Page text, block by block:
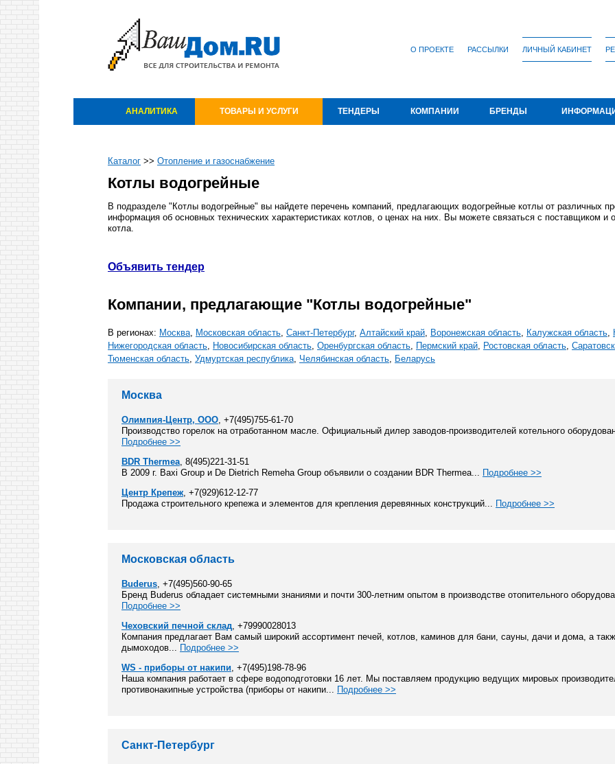
О ПРОЕКТЕ РАССЫЛКИ ЛИЧНЫЙ КАБИНЕТ
АНАЛИТИКА ТОВАРЫ И УСЛУГИ ТЕНДЕРЫ КОМПАНИИ БРЕНДЫ
Каталог >> Отопление и газоснабжение
Котлы водогрейные
В подразделе "Котлы водогрейные" вы найдете перечень компаний, предлагающих водогрейные котлы от различных
информация об основных технических характеристиках котлов, о ценах на них. Вы можете связаться с поставщиком и
котла.
Объявить тендер
Компании, предлагающие "Котлы водогрейные"
В регионах: Москва, Московская область, Санкт-Петербург, Алтайский край, Воронежская область, Калужская область,
Нижегородская область, Новосибирская область, Оренбургская область, Пермский край, Ростовская область,
Тюменская область, Удмуртская республика, Челябинская область, Беларусь
Москва
Олимпия-Центр, ООО, +7(495)755-61-70
Производство горелок на отработанном масле. Официальный дилер заводов-производителей котельного
Подробнее >>
BDR Thermea, 8(495)221-31-51
В 2009 г. Baxi Group и De Dietrich Remeha Group объявили о создании BDR Thermea... Подробнее >>
Центр Крепеж, +7(929)612-12-77
Продажа строительного крепежа и элементов для крепления деревянных конструкций... Подробнее >>
Московская область
Buderus, +7(495)560-90-65
Бренд Buderus обладает системными знаниями и почти 300-летним опытом в производстве отопительного
Подробнее >>
Чеховский печной склад, +79990028013
Компания предлагает Вам самый широкий ассортимент печей, котлов, каминов для бани, сауны, дачи и дома, а
дымоходов... Подробнее >>
WS - приборы от накипи, +7(495)198-78-96
Наша компания работает в сфере водоподготовки 16 лет. Мы поставляем продукцию ведущих мировых
противонакипные устройства (приборы от накипи... Подробнее >>
Санкт-Петербург